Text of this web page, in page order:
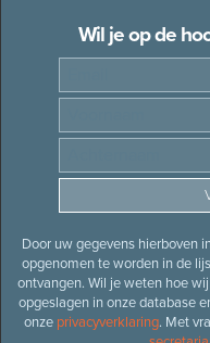
Wil je op de
Door uw gegevens hierboven
opgenomen te worden in de
ontvangen. Wil je weten hoe
opgeslagen in onze database
onze privacyverklaring. Met